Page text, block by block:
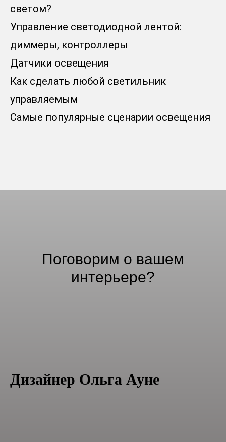
светом?
Управление светодиодной лентой:
диммеры, контроллеры
Датчики освещения
Как сделать любой светильник
управляемым
Самые популярные сценарии освещения
Поговорим о вашем
интерьере?
Дизайнер Ольга Ауне